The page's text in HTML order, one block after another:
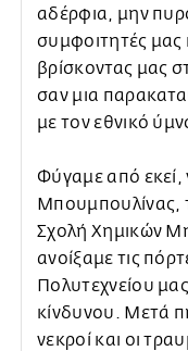
αδέρφια, μην
συμφοιτητές μας
βρίσκοντας μας
σαν μια
με τον εθνικό
Φύγαμε από εκεί,
Μπουμπουλίνας,
Σχολή Χημικών
ανοίξαμε τις
Πολυτεχνείου
κίνδυνου. Μετά
νεκροί και οι